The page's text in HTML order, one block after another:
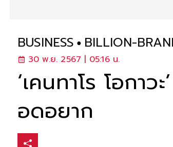
BUSINESS BILLION-
30 พ.ย. 2567 | 05:16 น.
‘เคนทาโร โอกา
อดอยาก